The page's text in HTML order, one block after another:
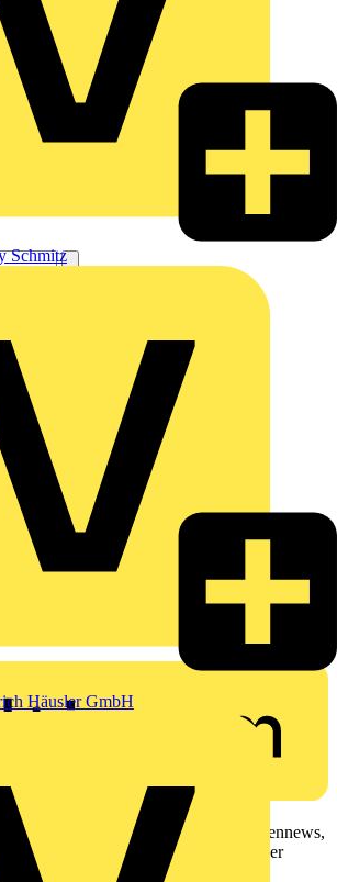
Schmitz
Häusler GmbH
Hohe Einschaltströme beherrschen
für Photovoltaik & Wohnbau
Elektrofachkräfte Zugang zu Branchennews,
Schulungen und Tools – alles auf einer
Community.